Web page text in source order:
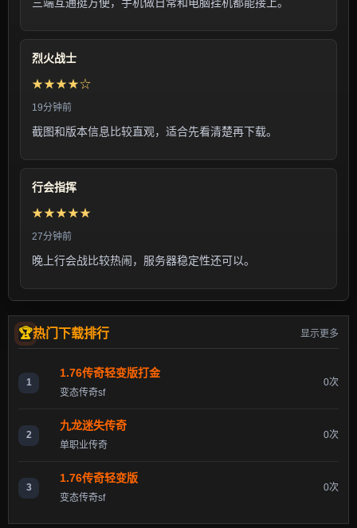
烈火战士
★★★★☆
19分钟前
截图和版本信息比较直观，适合先看清楚再下载。
行会指挥
★★★★★
27分钟前
晚上行会战比较热闹，服务器稳定性还可以。
热门下载排行 显示更多
1
1.76传奇轻变版打金
变态传奇sf
0次
2
九龙迷失传奇
单职业传奇
0次
3
1.76传奇轻变版
变态传奇sf
0次